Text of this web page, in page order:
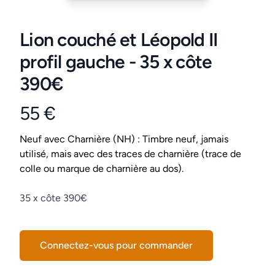
Lion couché et Léopold II
profil gauche - 35 x côte
390€
Product information
55 €
Conditions
Neuf avec Charnière (NH) : Timbre neuf, jamais
utilisé, mais avec des traces de charnière (trace de
colle ou marque de charnière au dos).
Description
35 x côte 390€
Connectez-vous pour commander